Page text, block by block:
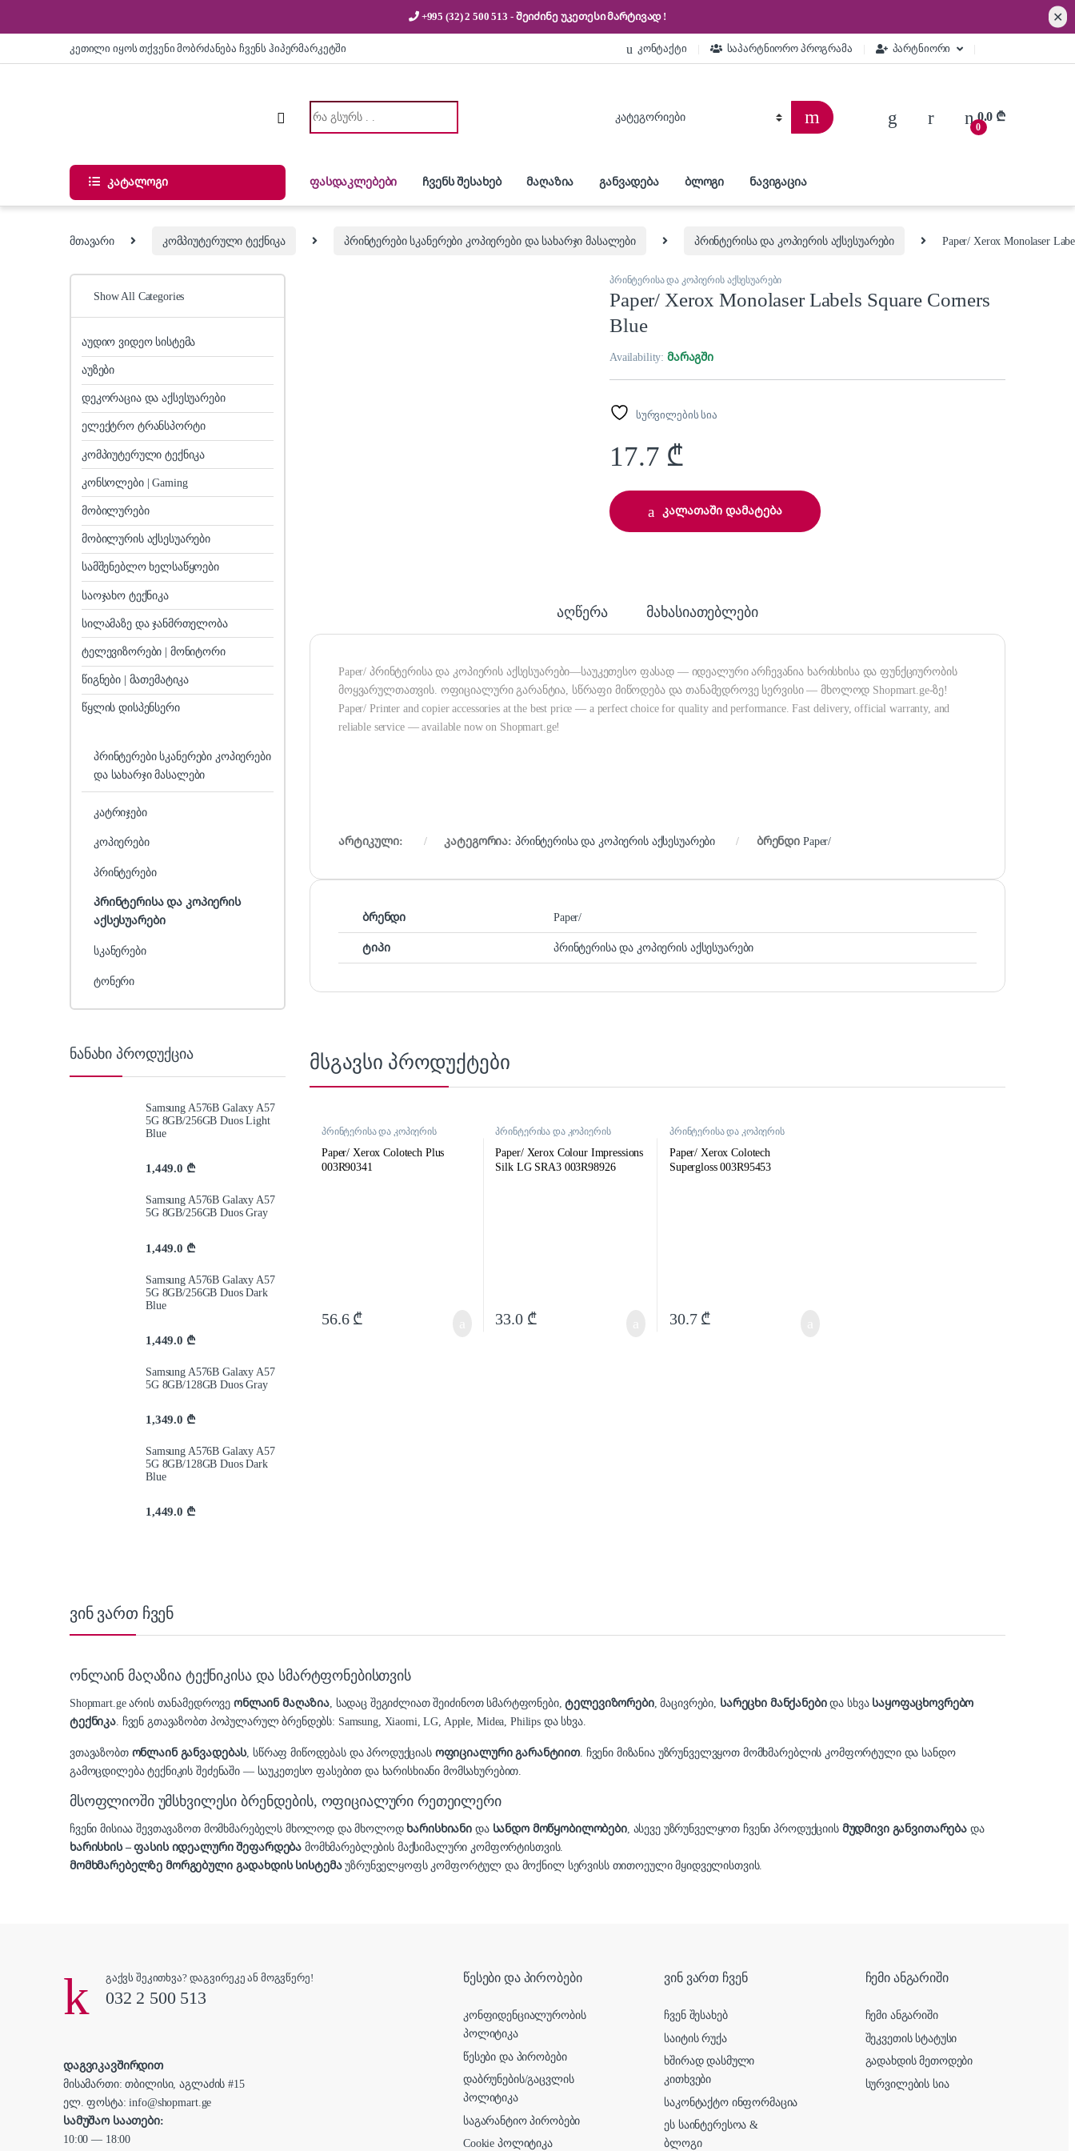
+995 (32) 2 500 513 - შეიძინე უკეთესიმარტივად ! ✕
კეთილი იყოს თქვენი მობრძანება ჩვენს ჰიპერმარკეტში კონტაქტი საპარტნიორო პროგრამა პარტნიორი
Search for:
0
0.0 ₾
კატალოგი ფასდაკლებები ჩვენს შესახებ მაღაზია განვადება ბლოგი ნავიგაცია
მთავარი კომპიუტერული ტექნიკა პრინტერები სკანერები კოპიერები და სახარჯი მასალები პრინტერისა და კოპიერის აქსესუარები Paper/ Xerox Monolaser
პრინტერისა და კოპიერის აქსესუარები
Paper/ Xerox Monolaser Labels Square Corners
Blue
Availability:მარაგში
სურვილების სია
17.7 ₾
კალათაში დამატება
აღწერა მახასიათებლები
Paper/ პრინტერისა და კოპიერის აქსესუარები—საუკეთესო ფასად — იდეალური არჩევანია ხარისხისა და ფუნქციურობის
მოყვარულთათვის. ოფიციალური გარანტია, სწრაფი მიწოდება და თანამედროვე სერვისი — მხოლოდ Shopmart.ge-ზე!
Paper/ Printer and copier accessories at the best price — a perfect choice for quality and performance. Fast delivery, official warranty, and
reliable service — available now on Shopmart.ge!
არტიკული: კატეგორია: პრინტერისა და კოპიერის აქსესუარები ბრენდი Paper/
ბრენდი Paper/
ტიპი პრინტერისა და კოპიერის აქსესუარები
მსგავსი პროდუქტები
პრინტერისა და კოპიერის
Paper/ Xerox Colotech Plus
003R90341
56.6 ₾
პრინტერისა და კოპიერის
Paper/ Xerox Colour Impressions
Silk LG SRA3 003R98926
33.0 ₾
პრინტერისა და კოპიერის
Paper/ Xerox Colotech
Supergloss 003R95453
30.7 ₾
Show All Categories
აუდიო ვიდეო სისტემა
აუზები
დეკორაცია და აქსესუარები
ელექტრო ტრანსპორტი
კომპიუტერული ტექნიკა
კონსოლები | Gaming
მობილურები
მობილურის აქსესუარები
სამშენებლო ხელსაწყოები
საოჯახო ტექნიკა
სილამაზე და ჯანმრთელობა
ტელევიზორები | მონიტორი
წიგნები | მათემატიკა
წყლის დისპენსერი
პრინტერები სკანერები კოპიერები
და სახარჯი მასალები
კატრიჯები
კოპიერები
პრინტერები
პრინტერისა და კოპიერის
აქსესუარები
სკანერები
ტონერი
ნანახი პროდუქცია
Samsung A576B Galaxy A57
5G 8GB/256GB Duos Light
Blue
1,449.0 ₾
Samsung A576B Galaxy A57
5G 8GB/256GB Duos Gray
1,449.0 ₾
Samsung A576B Galaxy A57
5G 8GB/256GB Duos Dark
Blue
1,449.0 ₾
Samsung A576B Galaxy A57
5G 8GB/128GB Duos Gray
1,349.0 ₾
Samsung A576B Galaxy A57
5G 8GB/128GB Duos Dark
Blue
1,449.0 ₾
ვინ ვართ ჩვენ
ონლაინ მაღაზია ტექნიკისა და სმარტფონებისთვის
Shopmart.ge არის თანამედროვე ონლაინ მაღაზია , სადაც შეგიძლიათ შეიძინოთ სმარტფონები,ტელევიზორები, მაცივრები, სარეცხი მანქანებიდა სხვა საყოფაცხოვრებო
ტექნიკა . ჩვენ გთავაზობთ პოპულარულ ბრენდებს: Samsung, Xiaomi, LG, Apple, Midea, Philips და სხვა.
ვთავაზობთ ონლაინ განვადებას, სწრაფ მიწოდებას და პროდუქციას ოფიციალური გარანტიით. ჩვენი მიზანია უზრუნველვყოთ მომხმარებლის კომფორტული და სანდო
გამოცდილება ტექნიკის შეძენაში — საუკეთესო ფასებით და ხარისხიანი მომსახურებით.
მსოფლიოში უმსხვილესი ბრენდების, ოფიციალური რეთეილერი
ჩვენი მისიაა შევთავაზოთ მომხმარებელს მხოლოდ და მხოლოდ ხარისხიანი და სანდო მოწყობილობები, ასევე უზრუნველყოთ ჩვენი პროდუქციის მუდმივი განვითარება და
ხარისხის – ფასის იდეალური შეფარდება მომხმარებლების მაქსიმალური კომფორტისთვის.
მომხმარებელზე მორგებული გადახდის სისტემაუზრუნველყოფს კომფორტულ და მოქნილ სერვისს თითოეული მყიდველისთვის.
გაქვს შეკითხვა? დაგვირეკე ან მოგვწერე!
032 2 500 513
დაგვიკავშირდით
მისამართი: თბილისი, აგლაძის #15
ელ. ფოსტა: info@shopmart.ge
სამუშაო საათები:
10:00 — 18:00
წესები და პირობები
კონფიდენციალურობის
პოლიტიკა
წესები და პირობები
დაბრუნების/გაცვლის
პოლიტიკა
საგარანტიო პირობები
Cookie პოლიტიკა
ვინ ვართ ჩვენ
ჩვენ შესახებ
საიტის რუქა
ხშირად დასმული
კითხვები
საკონტაქტო ინფორმაცია
ეს საინტერესოა &
ბლოგი
ჩემი ანგარიში
ჩემი ანგარიში
შეკვეთის სტატუსი
გადახდის მეთოდები
სურვილების სია